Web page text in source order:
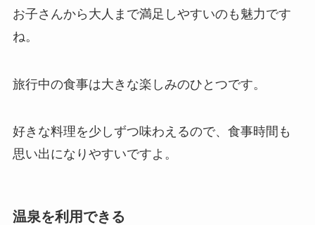
お子さんから大人まで満足しやすいのも魅力です
ね。
旅行中の食事は大きな楽しみのひとつです。
好きな料理を少しずつ味わえるので、食事時間も
思い出になりやすいですよ。
温泉を利用できる